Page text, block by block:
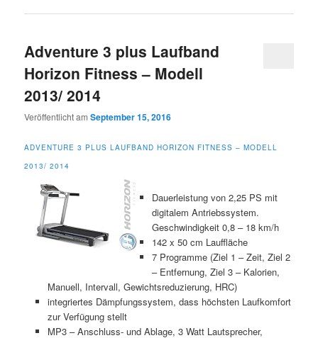
Adventure 3 plus Laufband
Horizon Fitness – Modell
2013/ 2014
Veröffentlicht amSeptember 15, 2016
ADVENTURE 3 PLUS LAUFBAND HORIZON FITNESS – MODELL
2013/ 2014
Dauerleistung von 2,25 PS mit
digitalem Antriebssystem.
Geschwindigkeit 0,8 – 18 km/h
142 x 50 cm Lauffläche
7 Programme (Ziel 1 – Zeit, Ziel 2
– Entfernung, Ziel 3 – Kalorien,
Manuell, Intervall, Gewichtsreduzierung, HRC)
integriertes Dämpfungssystem, dass höchsten Laufkomfort
zur Verfügung stellt
MP3 – Anschluss- und Ablage, 3 Watt Lautsprecher,